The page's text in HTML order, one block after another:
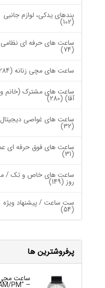
بندهای یدکی، لوازم جانبی
(102)
ساعت های حرفه ای نظامی
(74)
ساعت های مچی زنانه (284)
ساعت های مشترک (خانم و
آقا) (280)
ساعت های غواصی دیجیتال
(32)
ساعت های فوق حرفه ای
(31)
ساعت های خاص و تک /
روز (149)
ست ساعت / پیشنهاد ویژه
(54)
پرفروشترین ها
ساعت
PM" –